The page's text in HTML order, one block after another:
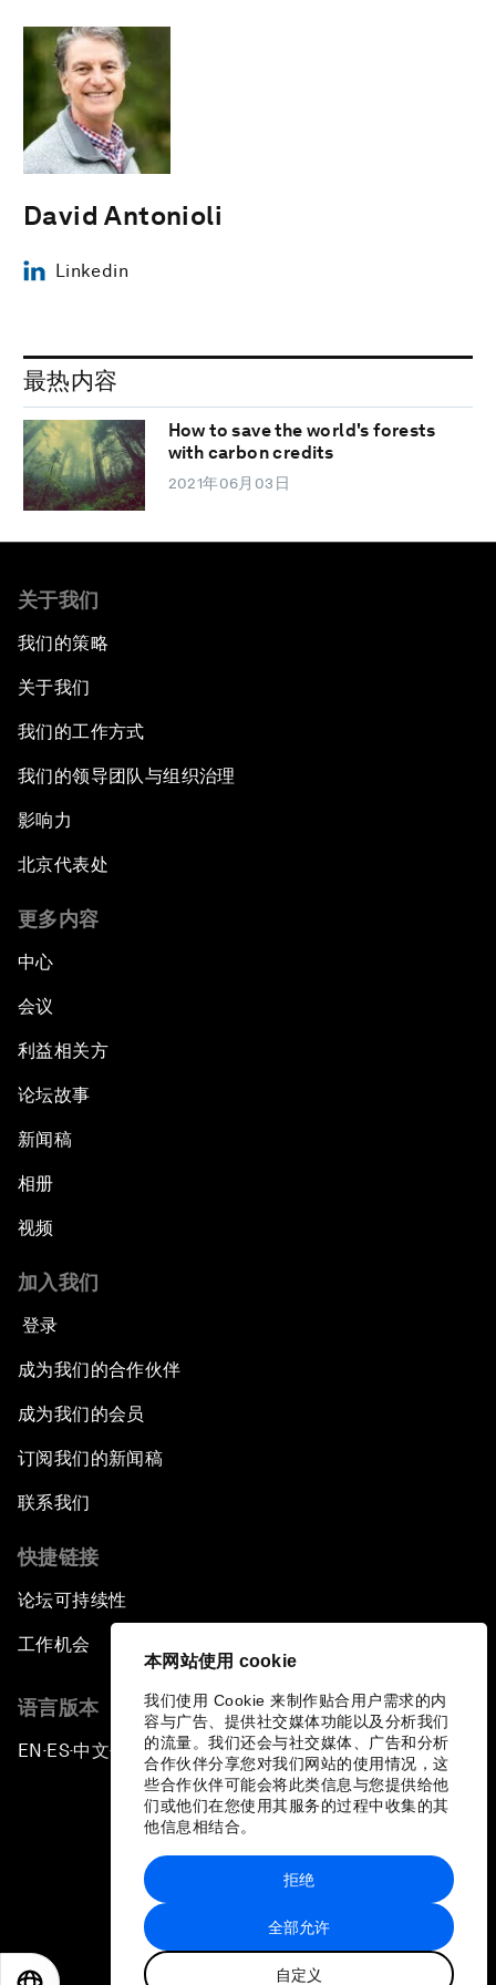
本网站使用 cookie
我们使用 Cookie 来制作贴合用户需求的内
容与广告、提供社交媒体功能以及分析我们
的流量。我们还会与社交媒体、广告和分析
合作伙伴分享您对我们网站的使用情况，这
些合作伙伴可能会将此类信息与您提供给他
们或他们在您使用其服务的过程中收集的其
他信息相结合。
全部允许
自定义
拒绝
David Antonioli
Linkedin
最热内容
How to save the world's forests
with carbon credits
2021年06月03日
关于我们
我们的策略
关于我们
我们的工作方式
我们的领导团队与组织治理
影响力
北京代表处
更多内容
中心
会议
利益相关方
论坛故事
新闻稿
相册
视频
加入我们
登录
成为我们的合作伙伴
成为我们的会员
订阅我们的新闻稿
联系我们
快捷链接
论坛可持续性
工作机会
语言版本
EN ▪ES▪中文▪ 日本語
站点地图